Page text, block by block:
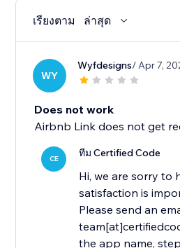
เรียงตาม ล่าสุด
WY
Wyfdesigns/ Apr 7,
Does not work
Airbnb Link does not get
CE ทีม Certified Code
Hi, we are sorry to
satisfaction is
Please send an
the app name,